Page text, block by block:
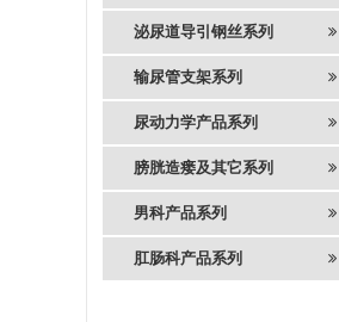
泌尿道导引钢丝系列
输尿管支架系列
尿动力学产品系列
膀胱造瘘及其它系列
男科产品系列
肛肠科产品系列